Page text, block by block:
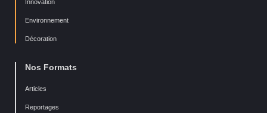
Innovation
Environnement
Décoration
Nos Formats
Articles
Reportages